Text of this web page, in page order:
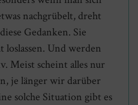
nachgrübelt, dreht
Gedanken. Sie
Und werden
Meist scheint alles nur
je länger wir darüber
solche Situation gibt es